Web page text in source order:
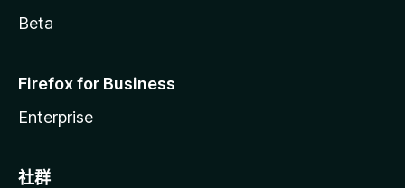
Beta
Firefox for Business
Enterprise
社群